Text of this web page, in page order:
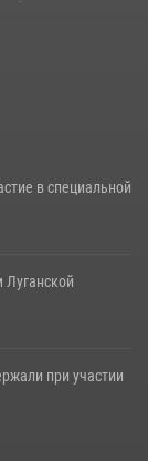
в специальной
при участии